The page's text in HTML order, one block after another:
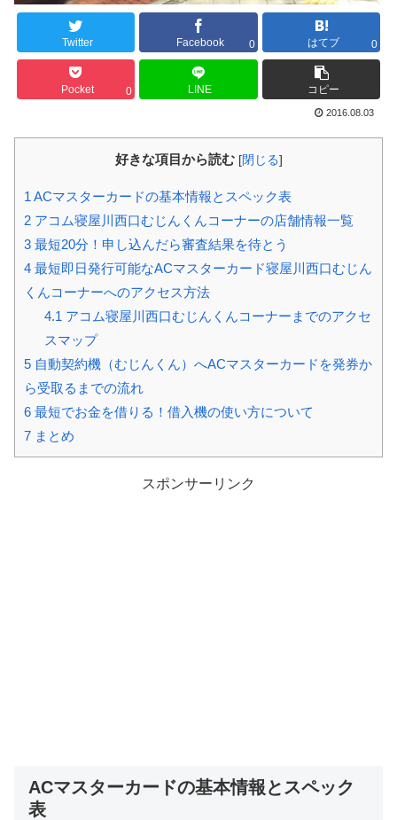
Twitter Facebook 0 はてブ 0
Pocket 0 LINE コピー
2016.08.03
好きな項目から読む [閉じる]
1 ACマスターカードの基本情報とスペック表
2 アコム寝屋川西口むじんくんコーナーの店舗情報一覧
3 最短20分！申し込んだら審査結果を待とう
4 最短即日発行可能なACマスターカード寝屋川西口むじん
くんコーナーへのアクセス方法
4.1 アコム寝屋川西口むじんくんコーナーまでのアクセ
スマップ
5 自動契約機（むじんくん）へACマスターカードを発券か
ら受取るまでの流れ
6 最短でお金を借りる！借入機の使い方について
7 まとめ
スポンサーリンク
ACマスターカードの基本情報とスペック
表